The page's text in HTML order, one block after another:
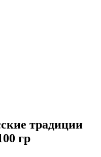
традиции
гр